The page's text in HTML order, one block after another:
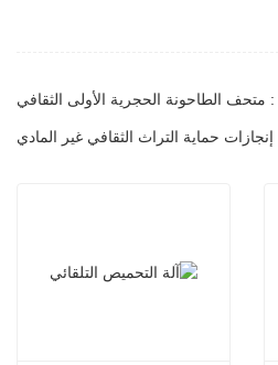
متحف الطاحونة الحجرية الأولى الثقافي
حماية التراث الثقافي غير المادي